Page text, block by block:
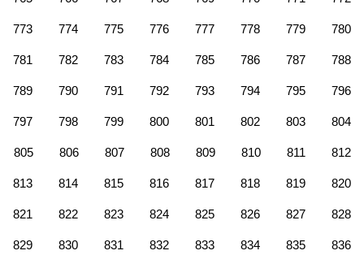
773 774 775 776 777 778 779 780
781 782 783 784 785 786 787 788
789 790 791 792 793 794 795 796
797 798 799 800 801 802 803 804
805 806 807 808 809 810 811 812
813 814 815 816 817 818 819 820
821 822 823 824 825 826 827 828
829 830 831 832 833 834 835 836